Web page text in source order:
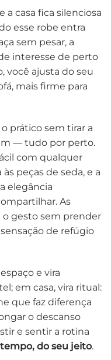
casa fica silenciosa
esse robe entra
sem pesar, a
interesse de perto
você ajusta do seu
mais firme para
prático sem tirar a
— tudo por perto.
com qualquer
peças de seda, e a
elegância
As
gesto sem prender
de refúgio
e vira
em casa, vira ritual:
que faz diferença
o descanso
e sentir a rotina
do seu jeito.